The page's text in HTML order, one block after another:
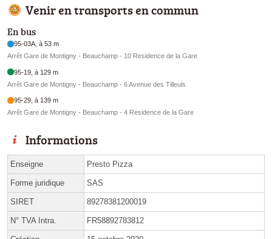
Venir en transports en commun
En bus
95-03A, à 53 m
Arrêt Gare de Montigny - Beauchamp - 10 Residence de la Gare
95-19, à 129 m
Arrêt Gare de Montigny - Beauchamp - 6 Avenue des Tilleuls
95-29, à 139 m
Arrêt Gare de Montigny - Beauchamp - 4 Residence de la Gare
Informations
Enseigne Presto Pizza
Forme juridique SAS
SIRET 89278381200019
N° TVA Intra. FR58892783812